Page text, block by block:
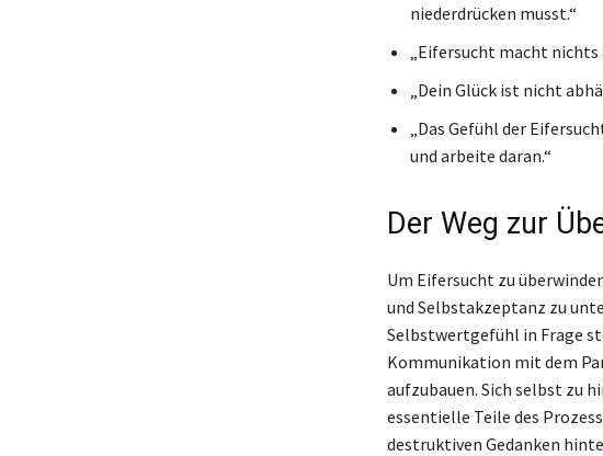
niederdrücken musst.“
„Eifersucht macht
„Dein Glück ist nicht
„Das Gefühl der
und arbeite daran.“
Der Weg zur
Um Eifersucht zu
und Selbstakzeptanz zu
Selbstwertgefühl in Frage
Kommunikation mit dem
aufzubauen. Sich selbst zu
essentielle Teile des
destruktiven Gedanken